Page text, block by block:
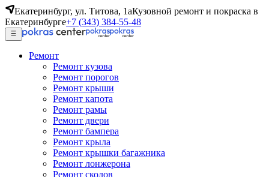
Екатеринбург, ул. Титова, 1аКузовной ремонт и покраска в
Екатеринбурге+7 (343) 384-55-48
Ремонт
Ремонт кузова
Ремонт порогов
Ремонт крыши
Ремонт капота
Ремонт рамы
Ремонт двери
Ремонт бампера
Ремонт крыла
Ремонт крышки багажника
Ремонт лонжерона
Ремонт сколов